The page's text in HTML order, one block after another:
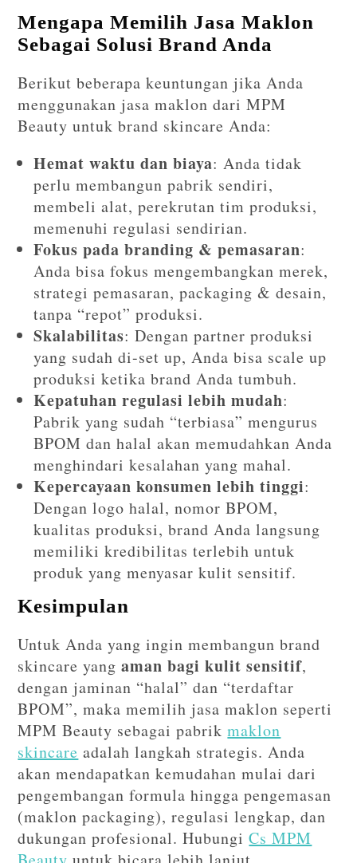
Mengapa Memilih Jasa Maklon
Sebagai Solusi Brand Anda
Berikut beberapa keuntungan jika Anda
menggunakan jasa maklon dari MPM
Beauty untuk brand skincare Anda:
Hemat waktu dan biaya: Anda tidak
perlu membangun pabrik sendiri,
membeli alat, perekrutan tim produksi,
memenuhi regulasi sendirian.
Fokus pada branding & pemasaran:
Anda bisa fokus mengembangkan merek,
strategi pemasaran, packaging & desain,
tanpa “repot” produksi.
Skalabilitas: Dengan partner produksi
yang sudah di-set up, Anda bisa scale up
produksi ketika brand Anda tumbuh.
Kepatuhan regulasi lebih mudah:
Pabrik yang sudah “terbiasa” mengurus
BPOM dan halal akan memudahkan Anda
menghindari kesalahan yang mahal.
Kepercayaan konsumen lebih tinggi:
Dengan logo halal, nomor BPOM,
kualitas produksi, brand Anda langsung
memiliki kredibilitas terlebih untuk
produk yang menyasar kulit sensitif.
Kesimpulan
Untuk Anda yang ingin membangun brand
skincare yangaman bagi kulit sensitif,
dengan jaminan “halal” dan “terdaftar
BPOM”, maka memilih jasa maklon seperti
MPM Beauty sebagai pabrikmaklon
skincare adalah langkah strategis. Anda
akan mendapatkan kemudahan mulai dari
pengembangan formula hingga pengemasan
(maklon packaging), regulasi lengkap, dan
dukungan profesional. HubungiCs MPM